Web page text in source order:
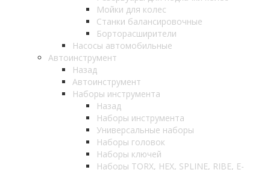
Мойки для колес
Станки балансировочные
Борторасширители
Насосы автомобильные
Автоинструмент
Назад
Автоинструмент
Наборы инструмента
Назад
Наборы инструмента
Универсальные наборы
Наборы головок
Наборы ключей
Наборы TORX, HEX, SPLINE, RIBE, E-